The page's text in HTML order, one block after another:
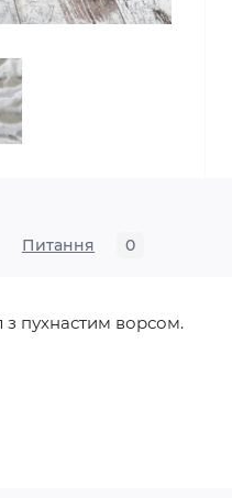
Питання 0
пухнастим ворсом.